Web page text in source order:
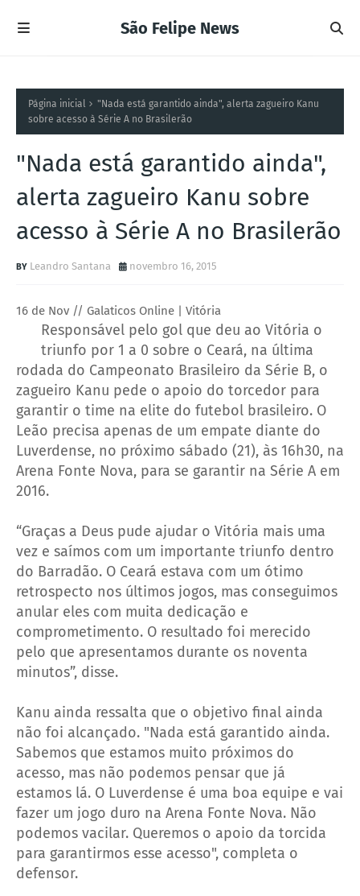
São Felipe News
Página inicial
"Nada está garantido ainda", alerta zagueiro Kanu
sobre acesso à Série A no Brasilerão
"Nada está garantido ainda",
alerta zagueiro Kanu sobre
acesso à Série A no Brasilerão
Leandro Santana novembro 16, 2015
16 de Nov // Galaticos Online | Vitória
Responsável pelo gol que deu ao Vitória o
triunfo por 1 a 0 sobre o Ceará, na última
rodada do Campeonato Brasileiro da Série B, o
zagueiro Kanu pede o apoio do torcedor para
garantir o time na elite do futebol brasileiro. O
Leão precisa apenas de um empate diante do
Luverdense, no próximo sábado (21), às 16h30, na
Arena Fonte Nova, para se garantir na Série A em
2016.
“Graças a Deus pude ajudar o Vitória mais uma
vez e saímos com um importante triunfo dentro
do Barradão. O Ceará estava com um ótimo
retrospecto nos últimos jogos, mas conseguimos
anular eles com muita dedicação e
comprometimento. O resultado foi merecido
pelo que apresentamos durante os noventa
minutos”, disse.
Kanu ainda ressalta que o objetivo final ainda
não foi alcançado. "Nada está garantido ainda.
Sabemos que estamos muito próximos do
acesso, mas não podemos pensar que já
estamos lá. O Luverdense é uma boa equipe e vai
fazer um jogo duro na Arena Fonte Nova. Não
podemos vacilar. Queremos o apoio da torcida
para garantirmos esse acesso", completa o
defensor.